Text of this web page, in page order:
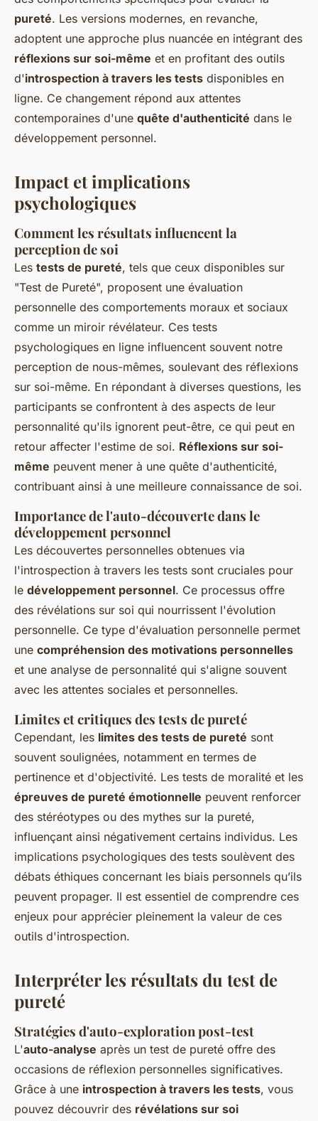
pureté. Les versions modernes, en revanche,
adoptent une approche plus nuancée en intégrant des
réflexions sur soi-même et en profitant des outils
d'introspection à travers les tests disponibles en
ligne. Ce changement répond aux attentes
contemporaines d'une quête d'authenticité dans le
développement personnel.
Impact et implications
psychologiques
Comment les résultats influencent la
perception de soi
Les tests de pureté, tels que ceux disponibles sur
"Test de Pureté", proposent une évaluation
personnelle des comportements moraux et sociaux
comme un miroir révélateur. Ces tests
psychologiques en ligne influencent souvent notre
perception de nous-mêmes, soulevant des réflexions
sur soi-même. En répondant à diverses questions, les
participants se confrontent à des aspects de leur
personnalité qu'ils ignorent peut-être, ce qui peut en
retour affecter l'estime de soi. Réflexions sur soi-
même peuvent mener à une quête d'authenticité,
contribuant ainsi à une meilleure connaissance de soi.
Importance de l'auto-découverte dans le
développement personnel
Les découvertes personnelles obtenues via
l'introspection à travers les tests sont cruciales pour
le développement personnel. Ce processus offre
des révélations sur soi qui nourrissent l'évolution
personnelle. Ce type d'évaluation personnelle permet
une compréhension des motivations personnelles
et une analyse de personnalité qui s'aligne souvent
avec les attentes sociales et personnelles.
Limites et critiques des tests de pureté
Cependant, les limites des tests de pureté sont
souvent soulignées, notamment en termes de
pertinence et d'objectivité. Les tests de moralité et les
épreuves de pureté émotionnelle peuvent renforcer
des stéréotypes ou des mythes sur la pureté,
influençant ainsi négativement certains individus. Les
implications psychologiques des tests soulèvent des
débats éthiques concernant les biais personnels qu’ils
peuvent propager. Il est essentiel de comprendre ces
enjeux pour apprécier pleinement la valeur de ces
outils d'introspection.
Interpréter les résultats du test de
pureté
Stratégies d'auto-exploration post-test
L'auto-analyse après un test de pureté offre des
occasions de réflexion personnelles significatives.
Grâce à une introspection à travers les tests, vous
pouvez découvrir des révélations sur soi